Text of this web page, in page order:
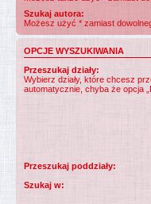
Szukaj autora:
Możesz użyć * zamiast
OPCJE WYSZUKIWANIA
Przeszukaj działy:
Wybierz działy, które chcesz
automatycznie, chyba że opcja
Przeszukaj poddziały:
Szukaj w: